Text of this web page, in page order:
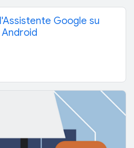
Google su